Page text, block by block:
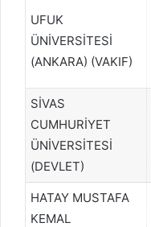
UFUK
ÜNİVERSİTESİ
(ANKARA) (VAKIF)
SİVAS
CUMHURİYET
ÜNİVERSİTESİ
(DEVLET)
HATAY MUSTAFA
KEMAL